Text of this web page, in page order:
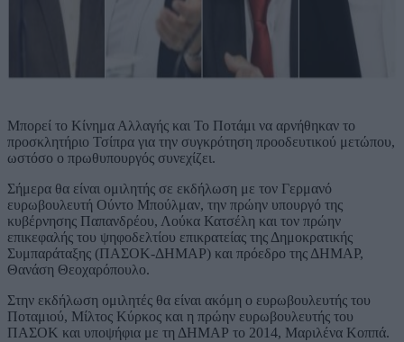
Μπορεί το Κίνημα Αλλαγής και Το Ποτάμι να αρνήθηκαν το
προσκλητήριο Τσίπρα για την συγκρότηση προοδευτικού μετώπου,
ωστόσο ο πρωθυπουργός συνεχίζει.
Σήμερα θα είναι ομιλητής σε εκδήλωση με τον Γερμανό
ευρωβουλευτή Ούντο Μπούλμαν, την πρώην υπουργό της
κυβέρνησης Παπανδρέου, Λούκα Κατσέλη και τον πρώην
επικεφαλής του ψηφοδελτίου επικρατείας της Δημοκρατικής
Συμπαράταξης (ΠΑΣΟΚ-ΔΗΜΑΡ) και πρόεδρο της ΔΗΜΑΡ,
Θανάση Θεοχαρόπουλο.
Στην εκδήλωση ομιλητές θα είναι ακόμη ο ευρωβουλευτής του
Ποταμιού, Μίλτος Κύρκος και η πρώην ευρωβουλευτής του
ΠΑΣΟΚ και υποψήφια με τη ΔΗΜΑΡ το 2014, Μαριλένα Κοππά.